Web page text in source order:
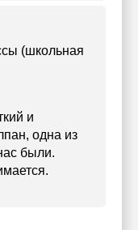
(школьная
и
одна из
были.